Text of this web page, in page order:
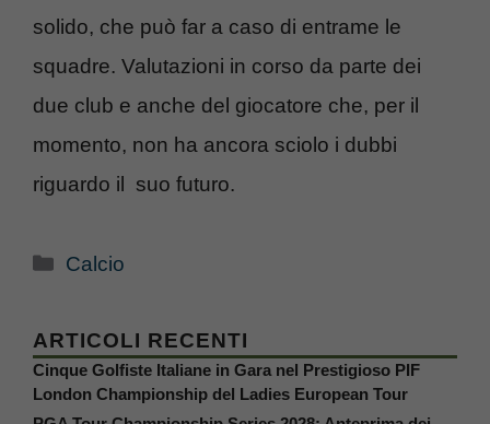
solido, che può far a caso di entrame le
squadre. Valutazioni in corso da parte dei
due club e anche del giocatore che, per il
momento, non ha ancora sciolo i dubbi
riguardo il suo futuro.
Categorie
Calcio
ARTICOLI RECENTI
Cinque Golfiste Italiane in Gara nel Prestigioso PIF
London Championship del Ladies European Tour